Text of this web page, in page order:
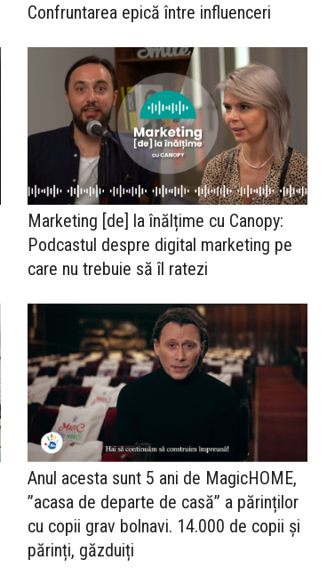
Confruntarea epică între influenceri
Marketing [de] la înălțime cu Canopy:
Podcastul despre digital marketing pe
care nu trebuie să îl ratezi
Anul acesta sunt 5 ani de MagicHOME,
”acasa de departe de casă” a părinților
cu copii grav bolnavi. 14.000 de copii și
părinți, găzduiți